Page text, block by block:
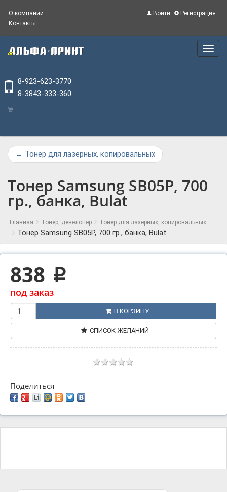
Войти Регистрация
О компании
Контакты
Main
Menu
8-923-623-3770
8-3843-333-360
← Тонер для лазерных, копировальных
Тонер Samsung SB05P, 700
гр., банка, Bulat
Главная Тонер, девелопер Тонер для лазерных, копировальных
Тонер Samsung SB05P, 700 гр., банка, Bulat
838 p
под заказ
В КОРЗИНУ
СПИСОК ЖЕЛАНИЙ
Поделиться